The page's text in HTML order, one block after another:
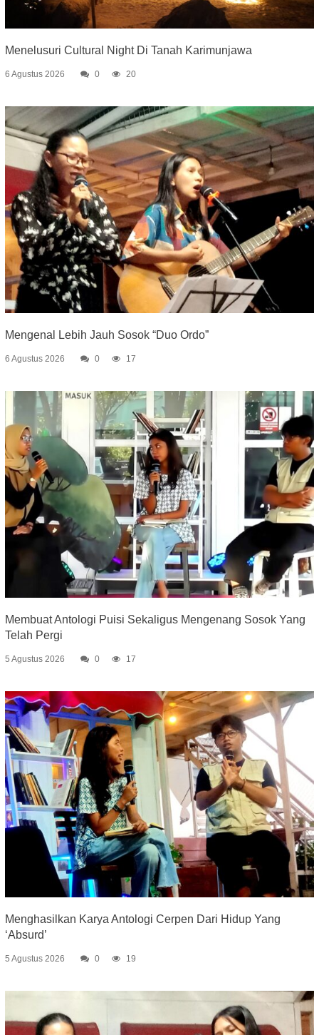
Menelusuri Cultural Night Di Tanah Karimunjawa
6 Agustus 2026 0 20
Mengenal Lebih Jauh Sosok “Duo Ordo”
6 Agustus 2026 0 17
Membuat Antologi Puisi Sekaligus Mengenang Sosok Yang
Telah Pergi
5 Agustus 2026 0 17
Menghasilkan Karya Antologi Cerpen Dari Hidup Yang
‘Absurd’
5 Agustus 2026 0 19